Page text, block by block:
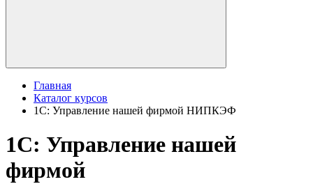
Главная
Каталог курсов
1С: Управление нашей фирмой НИПКЭФ
1С: Управление нашей
фирмой